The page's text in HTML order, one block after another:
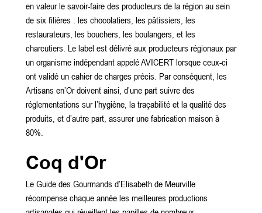
en valeur le savoir-faire des producteurs de la région au sein
de six filières : les chocolatiers, les pâtissiers, les
restaurateurs, les bouchers, les boulangers, et les
charcutiers. Le label est délivré aux producteurs régionaux par
un organisme indépendant appelé AVICERT lorsque ceux-ci
ont validé un cahier de charges précis. Par conséquent, les
Artisans en’Or doivent ainsi, d’une part suivre des
réglementations sur l’hygiène, la traçabilité et la qualité des
produits, et d’autre part, assurer une fabrication maison à
80%.
Coq d'Or
Le Guide des Gourmands d’Elisabeth de Meurville
récompense chaque année les meilleures productions